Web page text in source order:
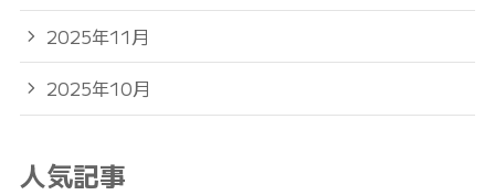
2025年11月
2025年10月
人気記事